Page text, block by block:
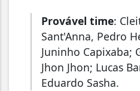
Provável time:
Sant'Anna, Pedro
Juninho Capixaba;
Jhon Jhon; Lucas
Eduardo Sasha.